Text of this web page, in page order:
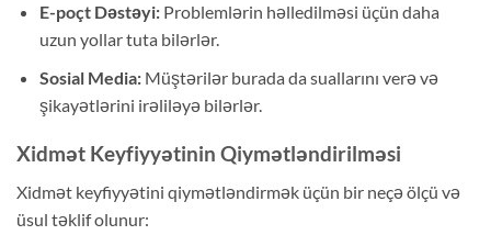
E-poçt Dəstəyi:Problemlərin həlledilməsi üçün daha
uzun yollar tuta bilərlər.
Sosial Media:Müştərilər burada da suallarını verə və
şikayətlərini irəliləyə bilərlər.
Xidmət Keyfiyyətinin Qiymətləndirilməsi
Xidmət keyfiyyətini qiymətləndirmək üçün bir neçə ölçü və
üsul təklif olunur: